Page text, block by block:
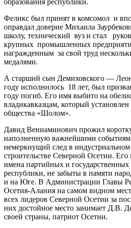
Феликс был принят в комсомол и
оправдал доверие Михаила
школу, технический вуз и стал
крупных промышленных
награжденным за свой труд
медалями.
А старший сын Демиховского —
году исполнилось 18 лет, был
году погиб. Его имя выбито на
владикавказцам, который установлен
общества «Шолом».
Давид Вениаминович прожил
наполненную важнейшими
немеркнущий след в
строительстве Северной Осетии.
имена партийных и государственных
республики, не забыты в памяти
и на Юге. В Администрации Главы
Осетия-Алания на самом видном
всех лидеров Северной Осетии за
них достойное место занимает Д.В.
своей страны, патриот Осетии.